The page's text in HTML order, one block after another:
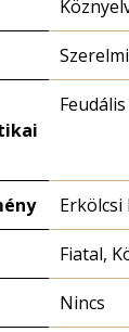
Erkölcsi
Fiatal,
Nincs